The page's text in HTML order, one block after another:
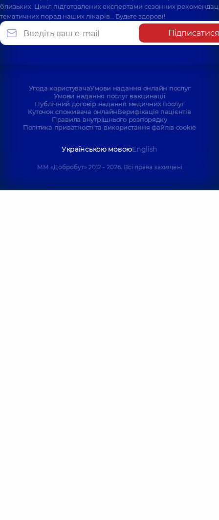
близьких. Цикл підготовлених експертами сезонних
тематичних порад наших лікарів… Будьте здорові!
Підписатися
Угода користувачаУмови надання онлайн послуг
Умови надання послуг вакцинації
Публічний договір надання медичних послуг
Куточок споживача онлайнВерифікація пацієнтів
Правила внутрішнього розпорядку
Політика приватності та використання файлів cookie
Українською мовоюEnglish
ММ «Добробут» 2012 - 2026. Всі права захищені